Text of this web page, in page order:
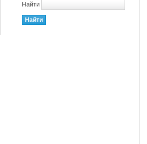
Найти